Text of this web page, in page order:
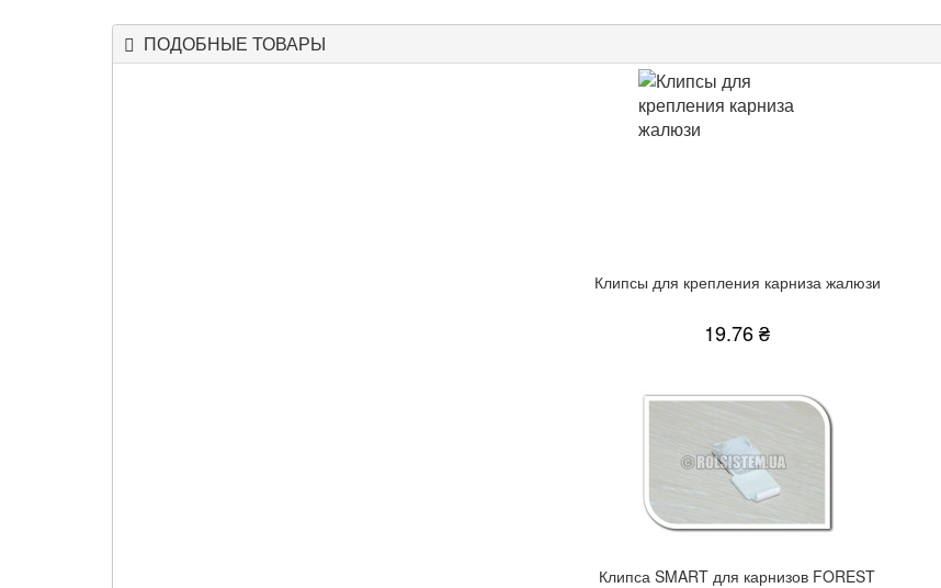
ПОДОБНЫЕ ТОВАРЫ
Клипсы для крепления карниза жалюзи
19.76 ₴
Клипса SMART для карнизов FOREST